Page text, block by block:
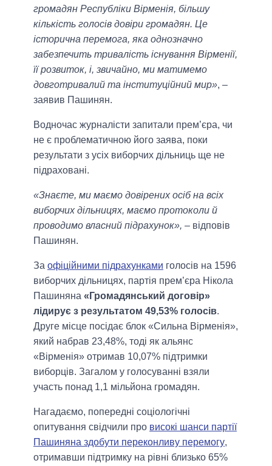
громадян Республіки Вірменія, більшу
кількість голосів довіри громадян. Це
історична перемога, яка однозначно
забезпечить тривалість існування Вірменії,
її розвиток, і, звичайно, ми матимемо
довготривалий та інституційний мир», –
заявив Пашинян.
Водночас журналісти запитали прем’єра, чи
не є проблематичною його заява, поки
результати з усіх виборчих дільниць ще не
підраховані.
«Знаєте, ми маємо довірених осіб на всіх
виборчих дільницях, маємо протоколи й
проводимо власний підрахунок», – відповів
Пашинян.
За офіційними підрахунками голосів на 1596
виборчих дільницях, партія прем’єра Нікола
Пашиняна «Громадянський договір»
лідирує з результатом 49,53% голосів.
Друге місце посідає блок «Сильна Вірменія»,
який набрав 23,48%, тоді як альянс
«Вірменія» отримав 10,07% підтримки
виборців. Загалом у голосуванні взяли
участь понад 1,1 мільйона громадян.
Нагадаємо, попередні соціологічні
опитування свідчили про високі шанси партії
Пашиняна здобути переконливу перемогу,
отримавши підтримку на рівні близько 65%